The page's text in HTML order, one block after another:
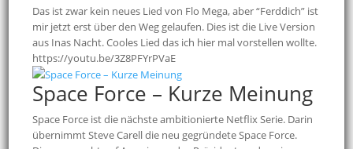
Das ist zwar kein neues Lied von Flo Mega, aber “Ferddich” ist
mir jetzt erst über den Weg gelaufen. Dies ist die Live Version
aus Inas Nacht. Cooles Lied das ich hier mal vorstellen wollte.
https://youtu.be/3Z8PFYrPVaE
Space Force – Kurze Meinung
Space Force ist die nächste ambitionierte Netflix Serie. Darin
übernimmt Steve Carell die neu gegründete Space Force.